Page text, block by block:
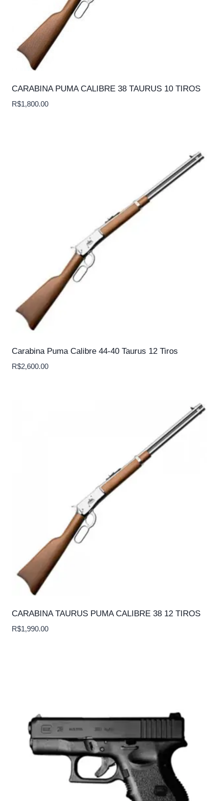
CARABINA PUMA CALIBRE 38 TAURUS 10 TIROS
R$1,800.00
Carabina Puma Calibre 44-40 Taurus 12 Tiros
R$2,600.00
CARABINA TAURUS PUMA CALIBRE 38 12 TIROS
R$1,990.00